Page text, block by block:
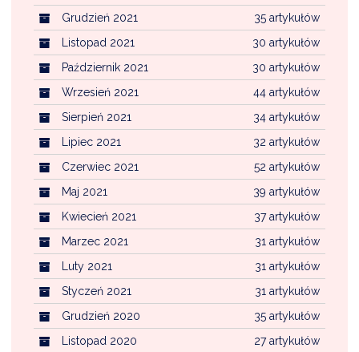
35 artykułów
Grudzień 2021
30 artykułów
Listopad 2021
30 artykułów
Październik 2021
44 artykułów
Wrzesień 2021
34 artykułów
Sierpień 2021
32 artykułów
Lipiec 2021
52 artykułów
Czerwiec 2021
39 artykułów
Maj 2021
37 artykułów
Kwiecień 2021
31 artykułów
Marzec 2021
31 artykułów
Luty 2021
31 artykułów
Styczeń 2021
35 artykułów
Grudzień 2020
27 artykułów
Listopad 2020